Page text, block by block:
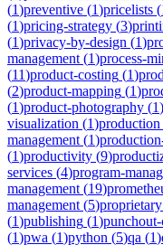
(1)preventive (1)pricelists (
(1)pricing-strategy (3)
(1)privacy-by-design (1)
management (1)process-
(11)product-costing (1)
(2)product-mapping (1)
(1)product-photography (1)
visualization (1)production
management (1)
(1)productivity (9)
services (4)program-
management (19)
management (5)proprietary
(1)publishing (1)
(1)pwa (1)python (5)qa (1)